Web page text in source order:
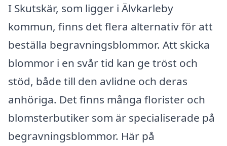
I Skutskär, som ligger i Älvkarleby
kommun, finns det flera alternativ för att
beställa begravningsblommor. Att skicka
blommor i en svår tid kan ge tröst och
stöd, både till den avlidne och deras
anhöriga. Det finns många florister och
blomsterbutiker som är specialiserade på
begravningsblommor. Här på